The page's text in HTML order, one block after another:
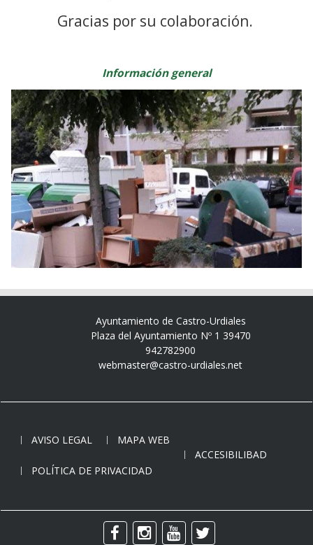
Gracias por su colaboración.
Información general
Ayuntamiento de Castro-Urdiales
Plaza del Ayuntamiento Nº 1 39470
942782900
webmaster@castro-urdiales.net
AVISO LEGAL
MAPA WEB
ACCESIBILIBAD
POLÍTICA DE PRIVACIDAD